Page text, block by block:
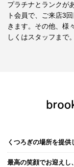
プラチナとランクが
ト会員で、ご来店3
きます。その他、様
しくはスタッフまで。
くつろぎの場所を提供
最高の笑顔でお迎えし